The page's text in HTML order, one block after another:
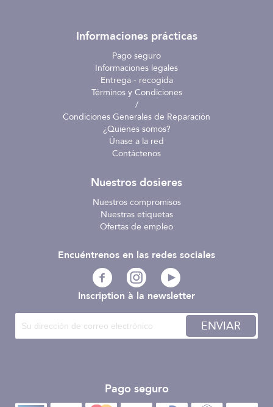
Informaciones prácticas
Pago seguro
Informaciones legales
Entrega - recogida
Términos y Condiciones
/
Condiciones Generales de Reparación
¿Quienes somos?
Únase a la red
Contáctenos
Nuestros dosieres
Nuestros compromisos
Nuestras etiquetas
Ofertas de empleo
Inscription à la newsletter
ENVIAR
Pago seguro
Encuéntrenos en las redes sociales